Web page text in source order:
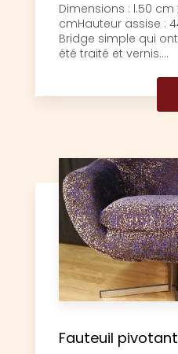
Dimensions : l.50 cm
cmHauteur assise :
Bridge simple qui
été traité et vernis....
Fauteuil pivotant